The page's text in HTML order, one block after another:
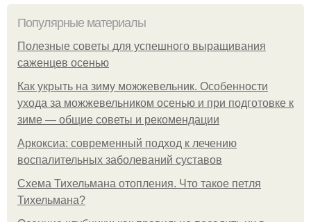
Популярные материалы
Полезные советы для успешного выращивания
саженцев осенью
Как укрыть на зиму можжевельник. Особенности
ухода за можжевельником осенью и при подготовке к
зиме — общие советы и рекомендации
Аркоксиа: современный подход к лечению
воспалительных заболеваний суставов
Схема Тихельмана отопления. Что такое петля
Тихельмана?